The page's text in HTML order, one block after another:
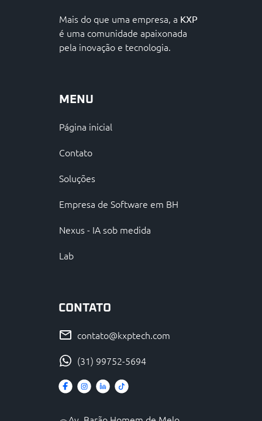
Mais do que uma empresa, a KXP
é uma comunidade apaixonada
pela inovação e tecnologia.
MENU
Página inicial
Contato
Soluções
Empresa de Software em BH
Nexus - IA sob medida
Lab
CONTATO
contato@kxptech.com
(31) 99752-5694